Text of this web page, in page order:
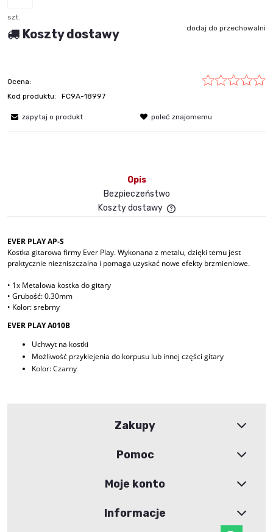
szt.
dodaj do przechowalni
Koszty dostawy
Ocena:
Kod produktu:
FC9A-18997
zapytaj o produkt poleć znajomemu
Opis
Bezpieczeństwo
Koszty dostawy
EVER PLAY AP-S
Kostka gitarowa firmy Ever Play. Wykonana z metalu, dzięki temu jest
praktycznie niezniszczalna i pomaga uzyskać nowe efekty brzmieniowe.
• 1x Metalowa kostka do gitary
• Grubość: 0.30mm
• Kolor: srebrny
EVER PLAY A010B
Uchwyt na kostki
Możliwość przyklejenia do korpusu lub innej części gitary
Kolor: Czarny
Zakupy
Pomoc
Moje konto
Informacje